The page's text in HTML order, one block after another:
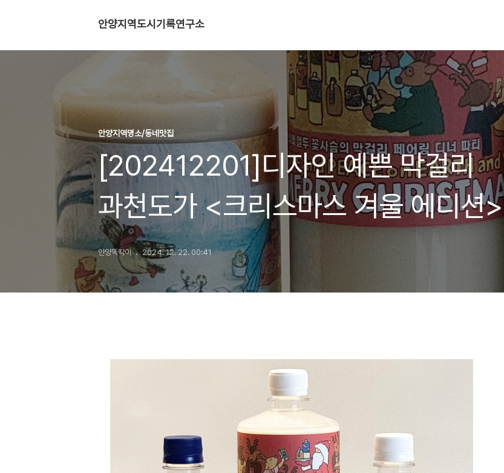
안양지역도시기록연구소
안양지역명소/동네맛집
[202412201]디자인 예쁜 막걸리
과천도가 <크리스마스 겨울 에디션>
안양똑딱이 2024. 12. 22. 00:41